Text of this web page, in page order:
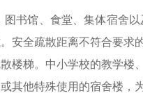
图书馆、食堂、集体宿舍
安全疏散距离不符合要
楼梯。中小学校的教学
其他特殊使用的宿舍楼，